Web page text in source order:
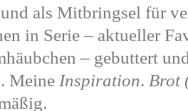
als Mitbringsel für
in Serie – aktueller
– gebuttert
Meine Inspiration. Brot